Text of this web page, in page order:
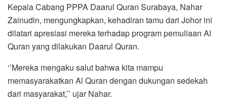
Kepala Cabang PPPA Daarul Quran Surabaya, Nahar
Zainudin, mengungkapkan, kehadiran tamu dari Johor ini
dilatari apresiasi mereka terhadap program pemuliaan Al
Quran yang dilakukan Daarul Quran.
‘’Mereka mengaku salut bahwa kita mampu
memasyarakatkan Al Quran dengan dukungan sedekah
dari masyarakat,’’ ujar Nahar.